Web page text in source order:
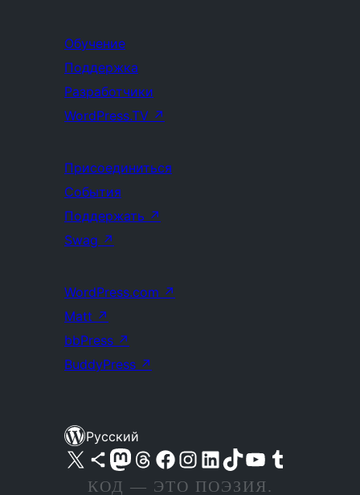
Обучение
Поддержка
Разработчики
WordPress.TV ↗
Присоединиться
События
Поддержать ↗
Swag ↗
WordPress.com ↗
Matt ↗
bbPress ↗
BuddyPress ↗
Русский
Посетите нас в X (ранее Twitter)
Посетите нашу учётную запись в Bluesky
Посетите нашу ленту в Mastodon
Посетите нашу учётную запись в Threads
Посетите нашу страницу на Facebook
Посетите наш Instagram
Посетите нашу страницу в LinkedIn
Посетите нашу учётную запись в TikTok
Посетите наш канал YouTube
Посетите нашу учётную запись в Tumblr
КОД — ЭТО ПОЭЗИЯ.